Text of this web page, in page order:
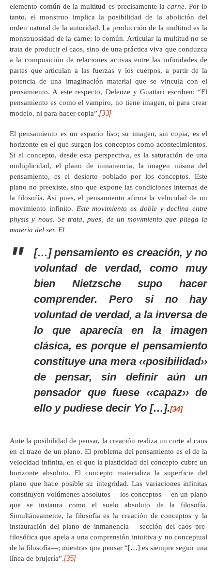
elemento común de la multitud es precisamente la carne. Por lo
tanto, el monstruo implica la posibilidad de la abolición del
orden natural de la autoridad. La producción de la multitud es la
monstruosidad de la carne: lo común. Articular la multitud no se
trata de producir el caos, sino de una práctica viva que conduzca
a la composición de relaciones activas entre las infinidades de
partes que articulan a las fuerzas y los cuerpos, a partir de la
potencia de una imaginación material que se vincula con el
pensamiento. A este respecto, Deleuze y Guattari escriben: “El
pensamiento es como el vampiro, no tiene imagen, ni para crear
modelo, ni para hacer copia”.[33]
El pensamiento es un espacio liso; su imagen, sin copia, es el
horizonte en el que surgen los conceptos como acontecimientos.
Si el concepto, desde esta perspectiva, es la saturación de una
multiplicidad, el plano de inmanencia, la imagen misma del
pensamiento, es el desierto poblado por los conceptos. Este
plano no preexiste, sino que expone las condiciones internas de
la filosofía. Así pues, el pensamiento afirma la velocidad de un
movimiento infinito. Este movimiento es doble y declina entre
physis y nous. Se trata, pues, de un movimiento que pliega la
materia del ser. El
[…] pensamiento es creación, y no
voluntad de verdad, como muy
bien Nietzsche supo hacer
comprender. Pero si no hay
voluntad de verdad, a la inversa de
lo que aparecía en la imagen
clásica, es porque el pensamiento
constituye una mera ‹‹posibilidad››
de pensar, sin definir aún un
pensador que fuese ‹‹capaz›› de
ello y pudiese decir Yo […].[34]
Ante la posibilidad de pensar, la creación realiza un corte al caos
en el trazo de un plano. El problema del pensamiento es el de la
velocidad infinita, en el que la plasticidad del concepto cubre un
horizonte absoluto. El concepto materializa la superficie del
plano que hace posible su integridad. Las variaciones infinitas
constituyen volúmenes absolutos —los conceptos— en un plano
que se instaura como el suelo absoluto de la filosofía.
Simultáneamente, la filosofía es la creación de conceptos y la
instauración del plano de inmanencia —sección del caos pre-
filosófica que apela a una comprensión intuitiva y no conceptual
de la filosofía—; mientras que pensar “[…] es siempre seguir una
línea de brujería”.[35]